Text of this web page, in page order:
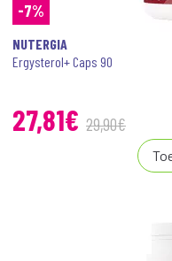
-7%
NUTERGIA
Ergysterol+ Caps 90
27,81€ 29,90€